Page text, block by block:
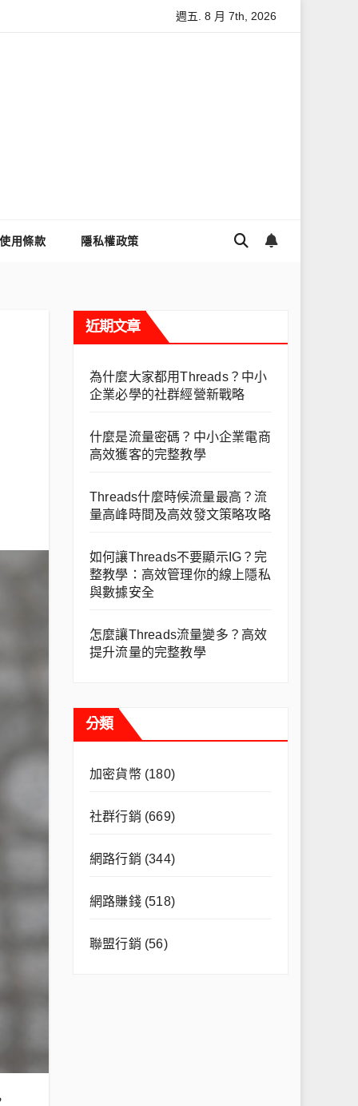
怎麼讓Threads流量變多？高效提升流量的完整教學
週五. 8 月 7th, 2026
使用條款 隱私權政策
近期文章
為什麼大家都用Threads？中小
企業必學的社群經營新戰略
什麼是流量密碼？中小企業電商
高效獲客的完整教學
Threads什麼時候流量最高？流
量高峰時間及高效發文策略攻略
如何讓Threads不要顯示IG？完
整教學：高效管理你的線上隱私
與數據安全
怎麼讓Threads流量變多？高效
提升流量的完整教學
分類
加密貨幣(180)
社群行銷 (669)
網路行銷 (344)
網路賺錢(518)
聯盟行銷 (56)